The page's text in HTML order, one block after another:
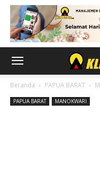
Beranda PAPUA BARAT
PAPUA BARAT MANOKWARI